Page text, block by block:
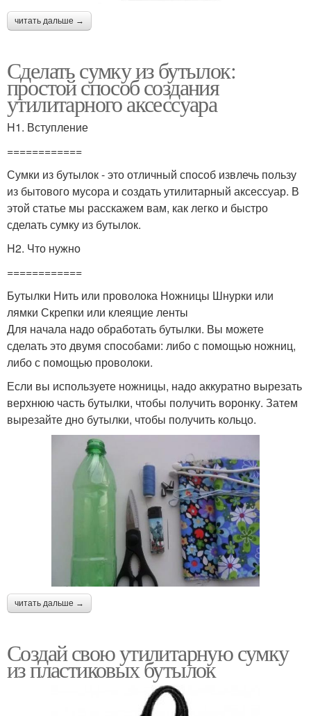
читать дальше →
Сделать сумку из бутылок:
простой способ создания
утилитарного аксессуара
H1. Вступление
============
Сумки из бутылок - это отличный способ извлечь пользу
из бытового мусора и создать утилитарный аксессуар. В
этой статье мы расскажем вам, как легко и быстро
сделать сумку из бутылок.
H2. Что нужно
============
Бутылки Нить или проволока Ножницы Шнурки или
лямки Скрепки или клеящие ленты
Для начала надо обработать бутылки. Вы можете
сделать это двумя способами: либо с помощью ножниц,
либо с помощью проволоки.
Если вы используете ножницы, надо аккуратно вырезать
верхнюю часть бутылки, чтобы получить воронку. Затем
вырезайте дно бутылки, чтобы получить кольцо.
читать дальше →
Создай свою утилитарную сумку
из пластиковых бутылок